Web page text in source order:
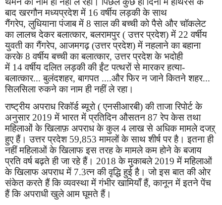
बाद खरगौन मध्यप्रदेश में 16 वर्षीय लड़की के साथ
गैंगरेप,लुधियाना पंजाब में 8 साल की बच्ची को पैसे और चॉकलेट
का लालच देकर बलात्कार,बलरामपुर ( उत्तर प्रदेश) में 22 वर्षीय
युवती का गैंगरेप, आजमगढ़ (उत्तर प्रदेश) में नहलाने का बहाना
करके8 वर्षीय बच्ची का बलात्कार,उत्तर प्रदेश के भदोही
में 14वर्षीय दलित लड़की की ईंट पत्थरों से मारकर हत्या-
बलात्कार... बुलंदशहर,बागपत ....और फिर न जाने कितने शहर...
सिलसिला रुकने का नाम ही नहीं ले रहा।
राष्ट्रीय अपराध रिकॉर्ड ब्यूरो ( एनसीआरबी) की ताजा रिपोर्ट के
अनुसार 2019 में भारत में प्रतिदिन औसतन 87 रेप केस तथा
महिलाओं के खिलाफ़ अपराध के कुल4लाख से अधिक मामले दजऱ्
हुए हैं। उत्तर प्रदेश 59,853 मामलों के साथ शीर्ष पर है। इतना ही
नहीं महिलाओं के खिलाफ इस तरह के मामले कम होने के बजाय
प्रति वर्ष बढ़ते ही जा रहे हैं। 2018 के मुकाबले 2019 में महिलाओं
के खिलाफ अपराध में 7.3त्न की वृद्धि हुई है। जो इस बात की ओर
संकेत करते हैं कि व्यवस्था में गंभीर खामियाँ हैं,कानून में इतने पेंच
हैं कि अपराधी खुले आम घूमते हैं।